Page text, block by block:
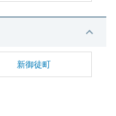
新御徒町